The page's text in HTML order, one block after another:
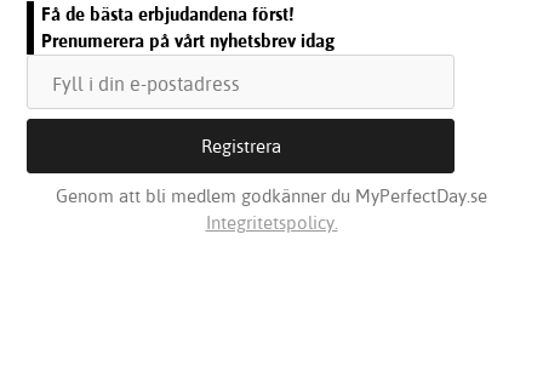
Få de bästa erbjudandena först!
Prenumerera på vårt nyhetsbrev idag
Genom att bli medlem godkänner du MyPerfectDay.se
Integritetspolicy.